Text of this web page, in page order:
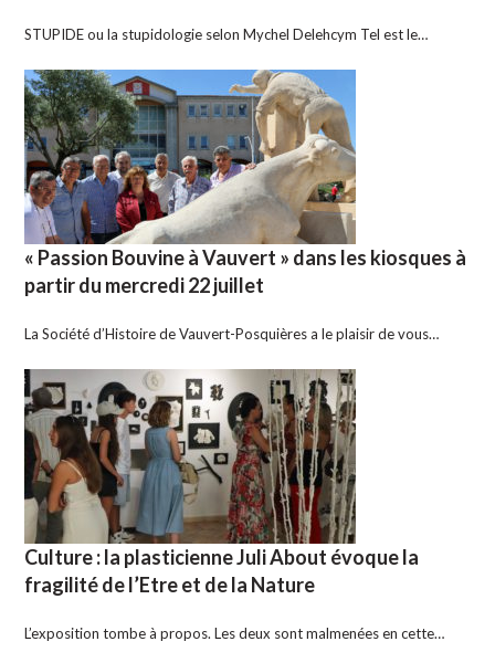
STUPIDE ou la stupidologie selon Mychel Delehcym Tel est le…
« Passion Bouvine à Vauvert » dans les kiosques à
partir du mercredi 22 juillet
La Société d’Histoire de Vauvert-Posquières a le plaisir de vous…
Culture : la plasticienne Juli About évoque la
fragilité de l’Etre et de la Nature
L’exposition tombe à propos. Les deux sont malmenées en cette…